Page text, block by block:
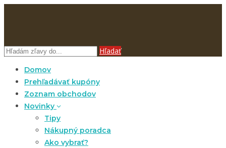
Hľadať
Domov
Prehľadávať kupóny
Zoznam obchodov
Novinky
Tipy
Nákupný poradca
Ako vybrať?